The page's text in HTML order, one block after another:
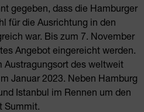
gegeben, dass die Hamburger
für die Ausrichtung in den
war. Bis zum 7. November
Angebot eingereicht werden.
Austragungsort des weltweit
Januar 2023. Neben Hamburg
Istanbul im Rennen um den
Summit.